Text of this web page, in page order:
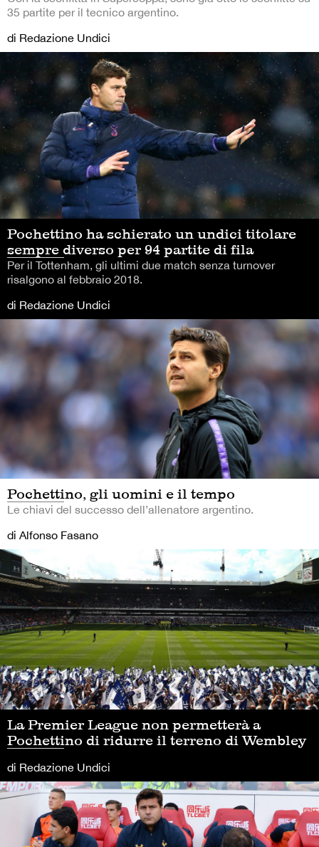
35 partite per il tecnico argentino.
di Redazione Undici
Pochettino ha schierato un undici titolare
sempre diverso per 94 partite di fila
Per il Tottenham, gli ultimi due match senza turnover
risalgono al febbraio 2018.
di Redazione Undici
Pochettino, gli uomini e il tempo
Le chiavi del successo dell’allenatore argentino.
di Alfonso Fasano
La Premier League non permetterà a
Pochettino di ridurre il terreno di Wembley
di Redazione Undici